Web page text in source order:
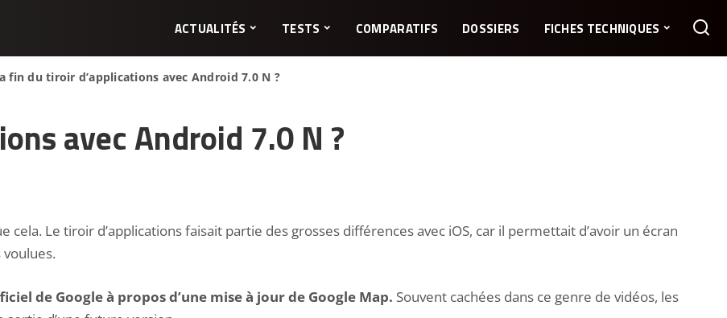
ACTUALITÉS TESTS COMPARATIFS DOSSIERS FICHES TECHNIQUES
fin du tiroir d’applications avec Android 7.0 N ?
avec Android 7.0 N ?
Le tiroir d’applications faisait partie des grosses différences avec iOS, car il permettait d’avoir un écran
voulues.
de Google à propos d’une mise à jour de Google Map. Souvent cachées dans ce genre de vidéos, les